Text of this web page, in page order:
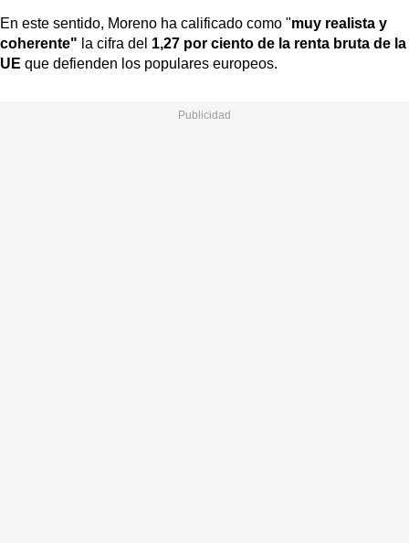
En este sentido, Moreno ha calificado como "muy realista y
coherente" la cifra del 1,27 por ciento de la renta bruta de la
UE que defienden los populares europeos.